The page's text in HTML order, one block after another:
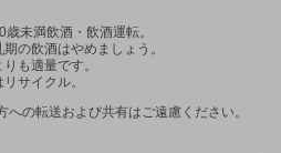
歳未満飲酒・飲酒運転。
の飲酒はやめましょう。
も適量です。
サイクル。
の転送および共有はご遠慮ください。